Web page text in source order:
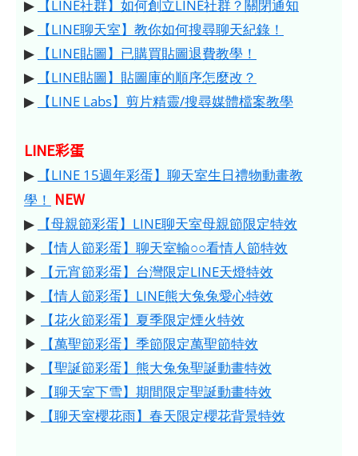
▶
【LINE社群】如何創立LINE社群？關閉通知
▶
【LINE聊天室】教你如何搜尋聊天紀錄！
▶
【LINE貼圖】已購買貼圖退費教學！
▶
【LINE貼圖】貼圖庫的順序怎麼改？
▶
【LINE Labs】剪片精靈/搜尋媒體檔案教學
LINE彩蛋
▶
【LINE 15週年彩蛋】聊天室生日禮物動畫教
學！ NEW
▶
【母親節彩蛋】LINE聊天室母親節限定特效
▶
【情人節彩蛋】聊天室輸○○看情人節特效
▶
【元宵節彩蛋】台灣限定LINE天燈特效
▶
【情人節彩蛋】LINE熊大兔兔愛心特效
▶
【花火節彩蛋】夏季限定煙火特效
▶
【萬聖節彩蛋】季節限定萬聖節特效
▶
【聖誕節彩蛋】熊大兔兔聖誕動畫特效
▶
【聊天室下雪】期間限定聖誕動畫特效
▶
【聊天室櫻花雨】春天限定櫻花背景特效